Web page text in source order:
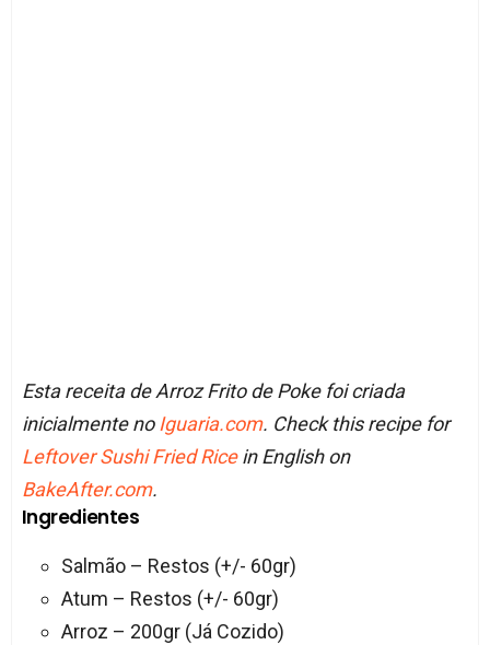
Esta receita de Arroz Frito de Poke foi criada
inicialmente no Iguaria.com. Check this recipe for
Leftover Sushi Fried Ricein English on
BakeAfter.com.
Ingredientes
Salmão – Restos (+/- 60gr)
Atum – Restos (+/- 60gr)
Arroz – 200gr (Já Cozido)